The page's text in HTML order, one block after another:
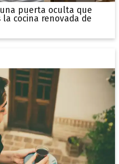
puerta oculta que
cocina renovada de